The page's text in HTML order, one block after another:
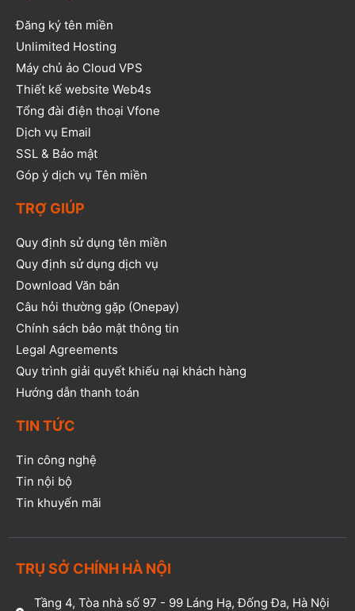
Đăng ký tên miền
Unlimited Hosting
Máy chủ ảo Cloud VPS
Thiết kế website Web4s
Tổng đài điện thoại Vfone
Dịch vụ Email
SSL & Bảo mật
Góp ý dịch vụ Tên miền
TRỢ GIÚP
Quy định sử dụng tên miền
Quy định sử dụng dịch vụ
Download Văn bản
Câu hỏi thường gặp (Onepay)
Chính sách bảo mật thông tin
Legal Agreements
Quy trình giải quyết khiếu nại khách hàng
Hướng dẫn thanh toán
TIN TỨC
Tin công nghệ
Tin nội bộ
Tin khuyến mãi
TRỤ SỞ CHÍNH HÀ NỘI
Tầng 4, Tòa nhà số 97 - 99 Láng Hạ, Đống Đa, Hà Nội